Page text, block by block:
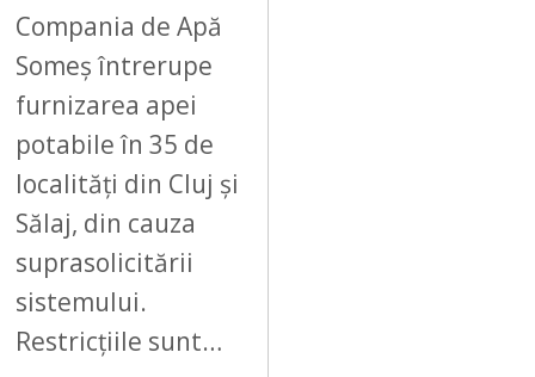
Compania de Apă
Someș întrerupe
furnizarea apei
potabile în 35 de
localități din Cluj și
Sălaj, din cauza
suprasolicitării
sistemului.
Restricțiile sunt…